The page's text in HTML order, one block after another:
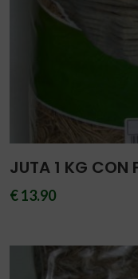
JUTA 1 KG CON
€ 13.90